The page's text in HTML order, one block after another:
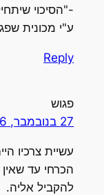
-"הסיכוי
ע"י מכונית
Reply
פגוש
27 בנובמבר, 2006
עשיית צרכיו
הכרחי עד
להקביל אליה.